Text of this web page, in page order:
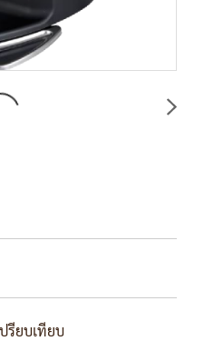
ปรียบเทียบ